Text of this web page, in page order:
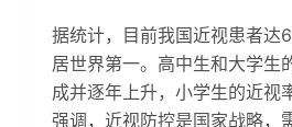
据统计，目前我国近视患者达
居世界第一。高中生和大学生
成并逐年上升，小学生的近视
强调，近视防控是国家战略，